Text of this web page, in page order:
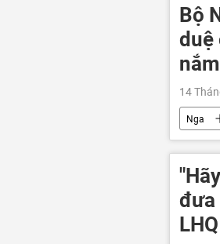
Bộ
duệ
14
Nga
Maria
đưa
LHQ